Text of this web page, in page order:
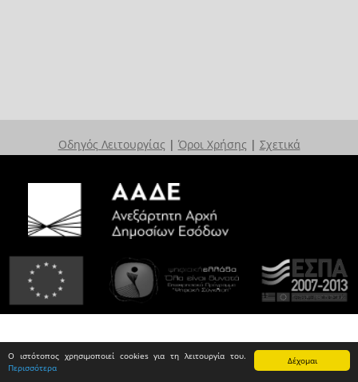
Δέχομαι
Ο ιστότοπος χρησιμοποιεί cookies για τη λειτουργία του.
Περισσότερα
Οδηγός Λειτουργίας | Όροι Χρήσης | Σχετικά